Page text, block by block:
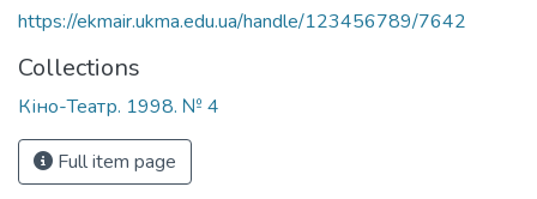
https://ekmair.ukma.edu.ua/handle/123456789/7642
Collections
Кіно-Театр. 1998. № 4
Full item page